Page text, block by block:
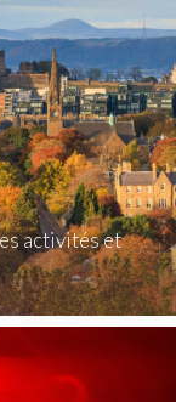
activités et